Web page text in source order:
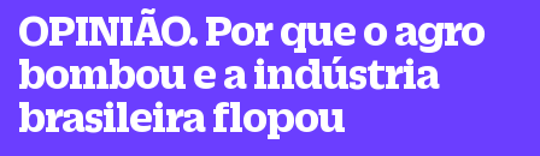
OPINIÃO. Por que o agro
bombou e a indústria
brasileira flopou